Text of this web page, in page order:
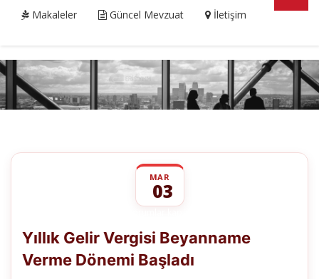
Makaleler Güncel Mevzuat İletişim
MAR
03
Vergisi
Beyanname
Verme
Dönemi
Yıllık Gelir Vergisi Beyanname
Verme Dönemi Başladı